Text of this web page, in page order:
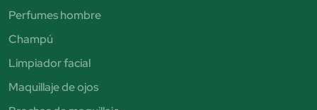
Perfumes hombre
Champú
Limpiador facial
Maquillaje de ojos